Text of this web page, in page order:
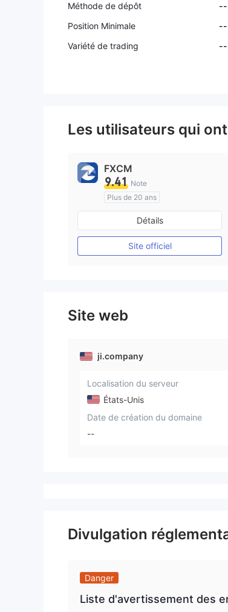
Méthode de dépôt
--
Position Minimale
--
Variété de trading
--
Les utilisateurs qui
FXCM
9.41 Note
Plus de 20 ans
Réglementation de Australie
Market Making (MM)
Etiquette principale MT4
Détails
Site officiel
Site web
ji.company
Localisation du serveur
États-Unis
Date de création du domaine
--
Divulgation
Danger
Liste d'avertissement des